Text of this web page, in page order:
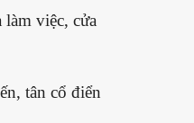
việc, cửa
tân cổ điển